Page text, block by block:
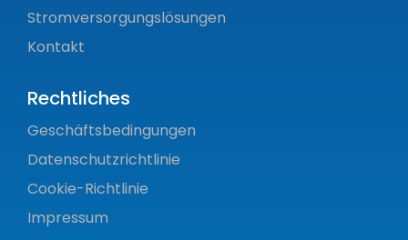
Stromversorgungslösungen
Kontakt
Rechtliches
Geschäftsbedingungen
Datenschutzrichtlinie
Cookie-Richtlinie
Impressum